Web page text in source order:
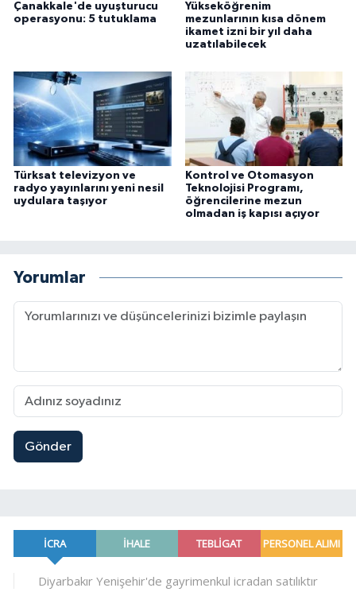
Çanakkale'de uyuşturucu
operasyonu: 5 tutuklama
Yükseköğrenim
mezunlarının kısa dönem
ikamet izni bir yıl daha
uzatılabilecek
Türksat televizyon ve
radyo yayınlarını yeni nesil
uydulara taşıyor
Kontrol ve Otomasyon
Teknolojisi Programı,
öğrencilerine mezun
olmadan iş kapısı açıyor
Yorumlar
Gönder